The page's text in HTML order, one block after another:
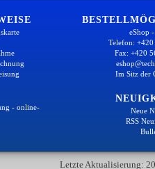
- online-
eShop
Telefon:
Fax: +420
Im Sitz der
Neue
RSS
Letzte Aktualisierung: